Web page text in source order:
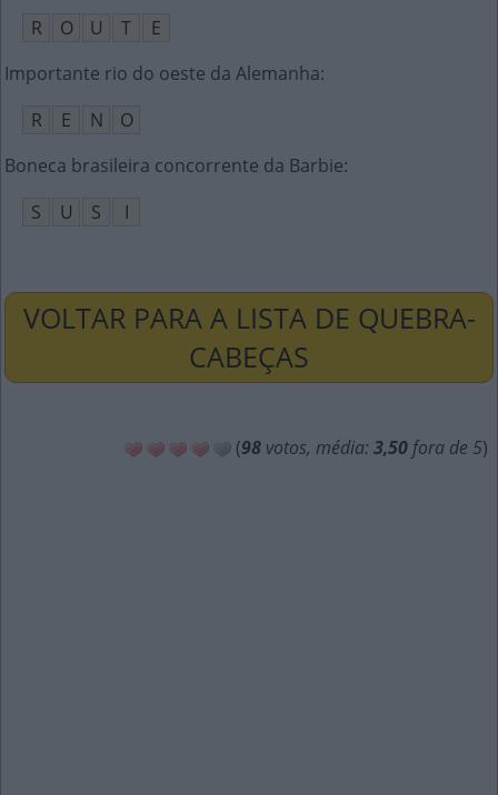
R
O U T
E
Importante rio do oeste da Alemanha:
R
E N
O
Boneca brasileira concorrente da Barbie:
S
U S I
VOLTAR PARA A LISTA DE QUEBRA-
CABEÇAS
(98 votos, média: 3,50 fora de 5)